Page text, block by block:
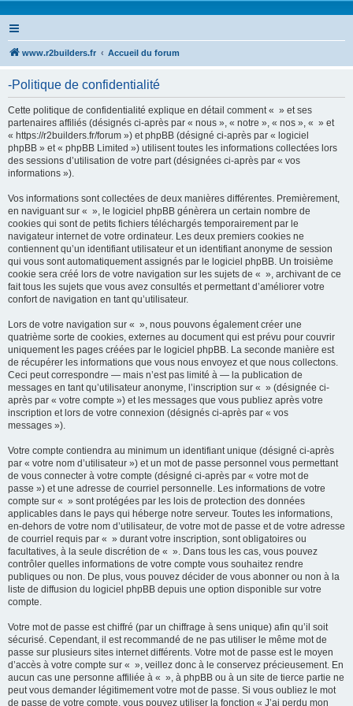
www.r2builders.fr Accueil du forum
-Politique de confidentialité
Cette politique de confidentialité explique en détail comment « » et ses
partenaires affiliés (désignés ci-après par « nous », « notre », « nos », « » et
« https://r2builders.fr/forum ») et phpBB (désigné ci-après par « logiciel
phpBB » et « phpBB Limited ») utilisent toutes les informations collectées lors
des sessions d’utilisation de votre part (désignées ci-après par « vos
informations »).
Vos informations sont collectées de deux manières différentes. Premièrement,
en naviguant sur « », le logiciel phpBB génèrera un certain nombre de
cookies qui sont de petits fichiers téléchargés temporairement par le
navigateur internet de votre ordinateur. Les deux premiers cookies ne
contiennent qu’un identifiant utilisateur et un identifiant anonyme de session
qui vous sont automatiquement assignés par le logiciel phpBB. Un troisième
cookie sera créé lors de votre navigation sur les sujets de « », archivant de ce
fait tous les sujets que vous avez consultés et permettant d’améliorer votre
confort de navigation en tant qu’utilisateur.
Lors de votre navigation sur « », nous pouvons également créer une
quatrième sorte de cookies, externes au document qui est prévu pour couvrir
uniquement les pages créées par le logiciel phpBB. La seconde manière est
de récupérer les informations que vous nous envoyez et que nous collectons.
Ceci peut correspondre — mais n’est pas limité à — la publication de
messages en tant qu’utilisateur anonyme, l’inscription sur « » (désignée ci-
après par « votre compte ») et les messages que vous publiez après votre
inscription et lors de votre connexion (désignés ci-après par « vos
messages »).
Votre compte contiendra au minimum un identifiant unique (désigné ci-après
par « votre nom d’utilisateur ») et un mot de passe personnel vous permettant
de vous connecter à votre compte (désigné ci-après par « votre mot de
passe ») et une adresse de courriel personnelle. Les informations de votre
compte sur « » sont protégées par les lois de protection des données
applicables dans le pays qui héberge notre serveur. Toutes les informations,
en-dehors de votre nom d’utilisateur, de votre mot de passe et de votre adresse
de courriel requis par « » durant votre inscription, sont obligatoires ou
facultatives, à la seule discrétion de « ». Dans tous les cas, vous pouvez
contrôler quelles informations de votre compte vous souhaitez rendre
publiques ou non. De plus, vous pouvez décider de vous abonner ou non à la
liste de diffusion du logiciel phpBB depuis une option disponible sur votre
compte.
Votre mot de passe est chiffré (par un chiffrage à sens unique) afin qu’il soit
sécurisé. Cependant, il est recommandé de ne pas utiliser le même mot de
passe sur plusieurs sites internet différents. Votre mot de passe est le moyen
d’accès à votre compte sur « », veillez donc à le conservez précieusement. En
aucun cas une personne affiliée à « », à phpBB ou à un site de tierce partie ne
peut vous demander légitimement votre mot de passe. Si vous oubliez le mot
de passe de votre compte, vous pouvez utiliser la fonction « J’ai perdu mon